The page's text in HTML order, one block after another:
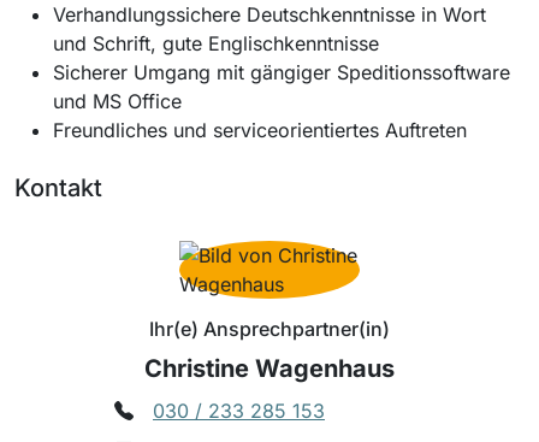
Verhandlungssichere Deutschkenntnisse in Wort
und Schrift, gute Englischkenntnisse
Sicherer Umgang mit gängiger Speditionssoftware
und MS Office
Freundliches und serviceorientiertes Auftreten
Kontakt
Ihr(e) Ansprechpartner(in)
Christine Wagenhaus
030 / 233 285 153